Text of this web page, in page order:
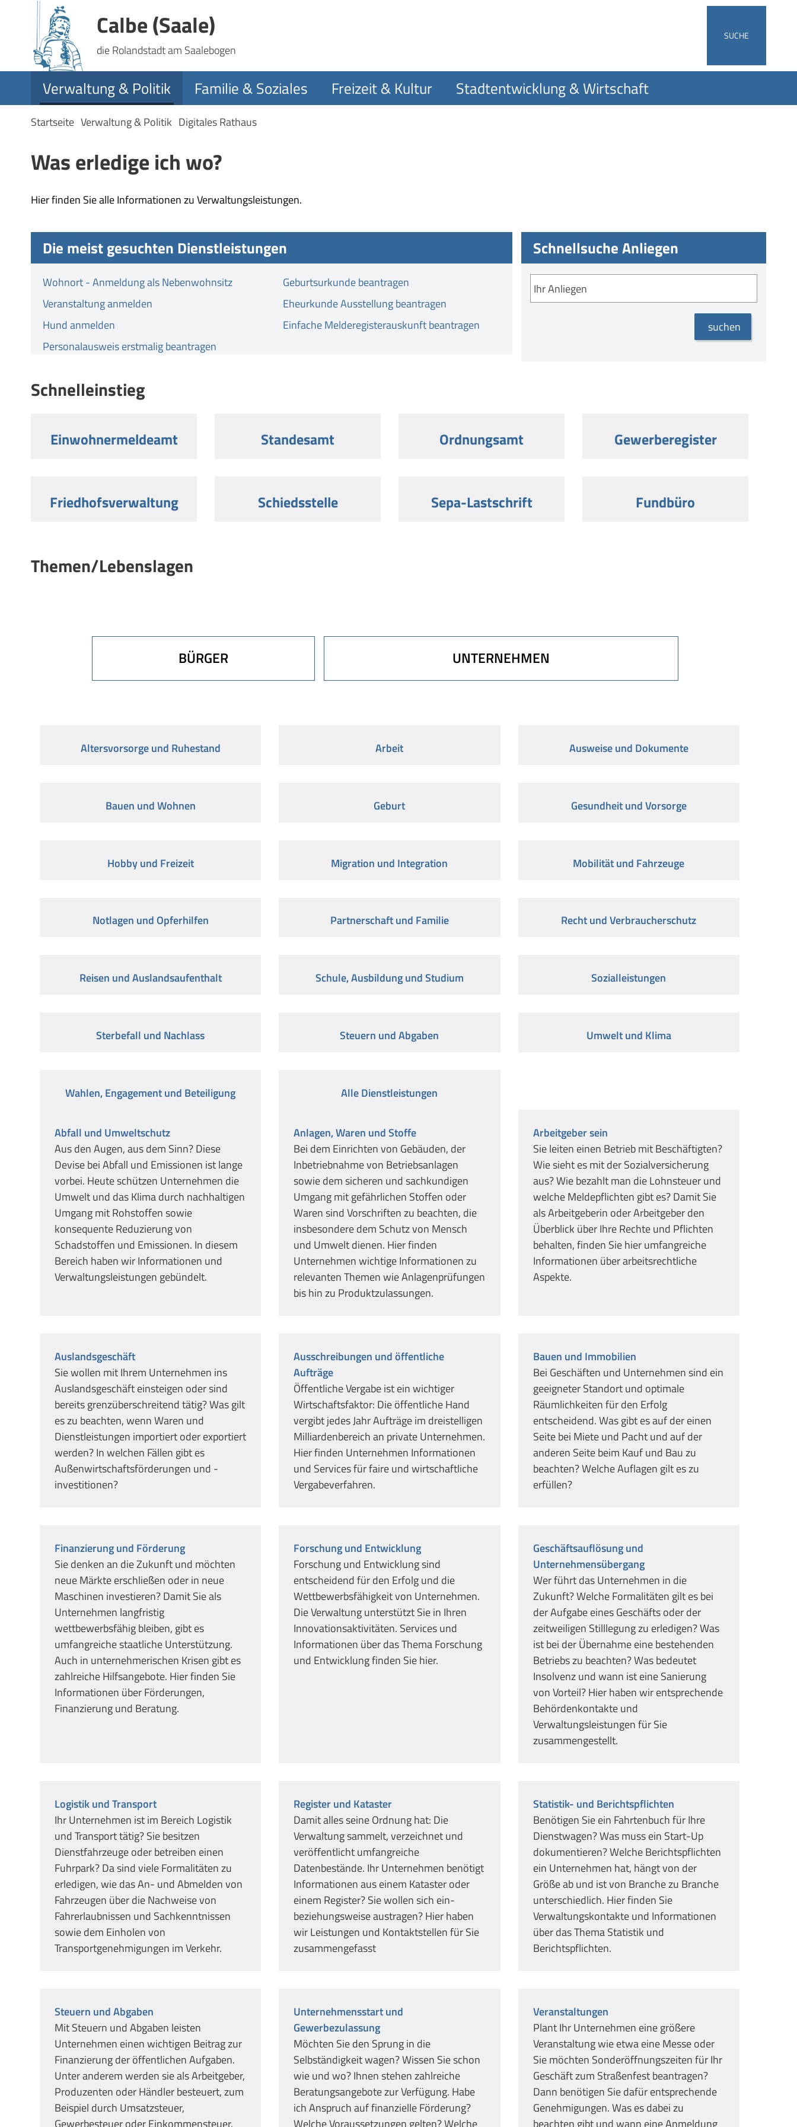
Calbe (Saale)
die Rolandstadt am Saalebogen
SUCHE
Verwaltung & Politik Familie & Soziales Freizeit & Kultur Stadtentwicklung & Wirtschaft
Startseite Verwaltung & Politik Digitales Rathaus
Was erledige ich wo?
Hier finden Sie alle Informationen zu Verwaltungsleistungen.
Die meist gesuchten Dienstleistungen
Wohnort - Anmeldung als Nebenwohnsitz
Geburtsurkunde beantragen
Veranstaltung anmelden
Eheurkunde Ausstellung beantragen
Hund anmelden
Einfache Melderegisterauskunft beantragen
Personalausweis erstmalig beantragen
Schnellsuche Anliegen
suchen
Schnelleinstieg
Einwohnermeldeamt Standesamt Ordnungsamt Gewerberegister
Friedhofsverwaltung Schiedsstelle Sepa-Lastschrift Fundbüro
Themen/Lebenslagen
BÜRGER UNTERNEHMEN
Altersvorsorge und Ruhestand Arbeit Ausweise und Dokumente
Bauen und Wohnen Geburt Gesundheit und Vorsorge
Hobby und Freizeit Migration und Integration Mobilität und Fahrzeuge
Notlagen und Opferhilfen Partnerschaft und Familie Recht und Verbraucherschutz
Reisen und Auslandsaufenthalt Schule, Ausbildung und Studium Sozialleistungen
Sterbefall und Nachlass Steuern und Abgaben Umwelt und Klima
Wahlen, Engagement und Beteiligung Alle Dienstleistungen
Abfall und Umweltschutz
Aus den Augen, aus dem Sinn? Diese
Devise bei Abfall und Emissionen ist lange
vorbei. Heute schützen Unternehmen die
Umwelt und das Klima durch nachhaltigen
Umgang mit Rohstoffen sowie
konsequente Reduzierung von
Schadstoffen und Emissionen. In diesem
Bereich haben wir Informationen und
Verwaltungsleistungen gebündelt.
Anlagen, Waren und Stoffe
Bei dem Einrichten von Gebäuden, der
Inbetriebnahme von Betriebsanlagen
sowie dem sicheren und sachkundigen
Umgang mit gefährlichen Stoffen oder
Waren sind Vorschriften zu beachten, die
insbesondere dem Schutz von Mensch
und Umwelt dienen. Hier finden
Unternehmen wichtige Informationen zu
relevanten Themen wie Anlagenprüfungen
bis hin zu Produktzulassungen.
Arbeitgeber sein
Sie leiten einen Betrieb mit Beschäftigten?
Wie sieht es mit der Sozialversicherung
aus? Wie bezahlt man die Lohnsteuer und
welche Meldepflichten gibt es? Damit Sie
als Arbeitgeberin oder Arbeitgeber den
Überblick über Ihre Rechte und Pflichten
behalten, finden Sie hier umfangreiche
Informationen über arbeitsrechtliche
Aspekte.
Auslandsgeschäft
Sie wollen mit Ihrem Unternehmen ins
Auslandsgeschäft einsteigen oder sind
bereits grenzüberschreitend tätig? Was gilt
es zu beachten, wenn Waren und
Dienstleistungen importiert oder exportiert
werden? In welchen Fällen gibt es
Außenwirtschaftsförderungen und -
investitionen?
Ausschreibungen und öffentliche
Aufträge
Öffentliche Vergabe ist ein wichtiger
Wirtschaftsfaktor: Die öffentliche Hand
vergibt jedes Jahr Aufträge im dreistelligen
Milliardenbereich an private Unternehmen.
Hier finden Unternehmen Informationen
und Services für faire und wirtschaftliche
Vergabeverfahren.
Bauen und Immobilien
Bei Geschäften und Unternehmen sind ein
geeigneter Standort und optimale
Räumlichkeiten für den Erfolg
entscheidend. Was gibt es auf der einen
Seite bei Miete und Pacht und auf der
anderen Seite beim Kauf und Bau zu
beachten? Welche Auflagen gilt es zu
erfüllen?
Finanzierung und Förderung
Sie denken an die Zukunft und möchten
neue Märkte erschließen oder in neue
Maschinen investieren? Damit Sie als
Unternehmen langfristig
wettbewerbsfähig bleiben, gibt es
umfangreiche staatliche Unterstützung.
Auch in unternehmerischen Krisen gibt es
zahlreiche Hilfsangebote. Hier finden Sie
Informationen über Förderungen,
Finanzierung und Beratung.
Forschung und Entwicklung
Forschung und Entwicklung sind
entscheidend für den Erfolg und die
Wettbewerbsfähigkeit von Unternehmen.
Die Verwaltung unterstützt Sie in Ihren
Innovationsaktivitäten. Services und
Informationen über das Thema Forschung
und Entwicklung finden Sie hier.
Geschäftsauflösung und
Unternehmensübergang
Wer führt das Unternehmen in die
Zukunft? Welche Formalitäten gilt es bei
der Aufgabe eines Geschäfts oder der
zeitweiligen Stilllegung zu erledigen? Was
ist bei der Übernahme eine bestehenden
Betriebs zu beachten? Was bedeutet
Insolvenz und wann ist eine Sanierung
von Vorteil? Hier haben wir entsprechende
Behördenkontakte und
Verwaltungsleistungen für Sie
zusammengestellt.
Logistik und Transport
Ihr Unternehmen ist im Bereich Logistik
und Transport tätig? Sie besitzen
Dienstfahrzeuge oder betreiben einen
Fuhrpark? Da sind viele Formalitäten zu
erledigen, wie das An- und Abmelden von
Fahrzeugen über die Nachweise von
Fahrerlaubnissen und Sachkenntnissen
sowie dem Einholen von
Transportgenehmigungen im Verkehr.
Register und Kataster
Damit alles seine Ordnung hat: Die
Verwaltung sammelt, verzeichnet und
veröffentlicht umfangreiche
Datenbestände. Ihr Unternehmen benötigt
Informationen aus einem Kataster oder
einem Register? Sie wollen sich ein-
beziehungsweise austragen? Hier haben
wir Leistungen und Kontaktstellen für Sie
zusammengefasst
Statistik- und Berichtspflichten
Benötigen Sie ein Fahrtenbuch für Ihre
Dienstwagen? Was muss ein Start-Up
dokumentieren? Welche Berichtspflichten
ein Unternehmen hat, hängt von der
Größe ab und ist von Branche zu Branche
unterschiedlich. Hier finden Sie
Verwaltungskontakte und Informationen
über das Thema Statistik und
Berichtspflichten.
Steuern und Abgaben
Mit Steuern und Abgaben leisten
Unternehmen einen wichtigen Beitrag zur
Finanzierung der öffentlichen Aufgaben.
Unter anderem werden sie als Arbeitgeber,
Produzenten oder Händler besteuert, zum
Beispiel durch Umsatzsteuer,
Gewerbesteuer oder Einkommensteuer.
Unternehmensstart und
Gewerbezulassung
Möchten Sie den Sprung in die
Selbständigkeit wagen? Wissen Sie schon
wie und wo? Ihnen stehen zahlreiche
Beratungsangebote zur Verfügung. Habe
ich Anspruch auf finanzielle Förderung?
Welche Voraussetzungen gelten? Welche
Veranstaltungen
Plant Ihr Unternehmen eine größere
Veranstaltung wie etwa eine Messe oder
Sie möchten Sonderöffnungszeiten für Ihr
Geschäft zum Straßenfest beantragen?
Dann benötigen Sie dafür entsprechende
Genehmigungen. Was es dabei zu
beachten gibt und wann eine Anmeldung